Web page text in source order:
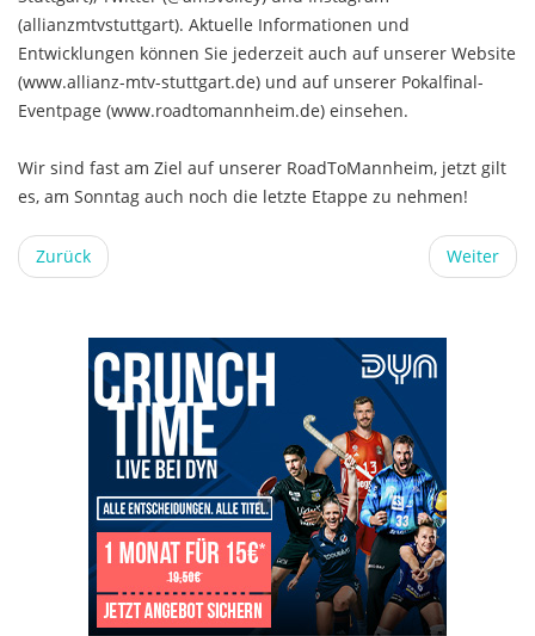
(allianzmtvstuttgart). Aktuelle Informationen und
Entwicklungen können Sie jederzeit auch auf unserer Website
(www.allianz-mtv-stuttgart.de) und auf unserer Pokalfinal-
Eventpage (www.roadtomannheim.de) einsehen.
Wir sind fast am Ziel auf unserer RoadToMannheim, jetzt gilt
es, am Sonntag auch noch die letzte Etappe zu nehmen!
Zurück Weiter